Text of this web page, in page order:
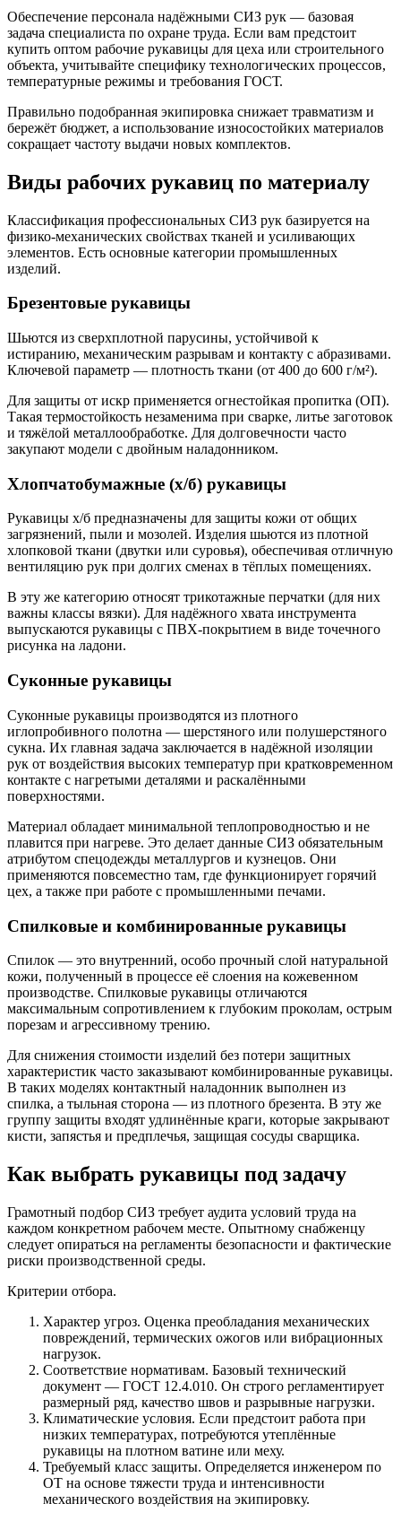
Обеспечение персонала надёжными СИЗ рук — базовая
задача специалиста по охране труда. Если вам предстоит
купить оптом рабочие рукавицы для цеха или строительного
объекта, учитывайте специфику технологических процессов,
температурные режимы и требования ГОСТ.
Правильно подобранная экипировка снижает травматизм и
бережёт бюджет, а использование износостойких материалов
сокращает частоту выдачи новых комплектов.
Виды рабочих рукавиц по материалу
Классификация профессиональных СИЗ рук базируется на
физико-механических свойствах тканей и усиливающих
элементов. Есть основные категории промышленных
изделий.
Брезентовые рукавицы
Шьются из сверхплотной парусины, устойчивой к
истиранию, механическим разрывам и контакту с абразивами.
Ключевой параметр — плотность ткани (от 400 до 600 г/м²).
Для защиты от искр применяется огнестойкая пропитка (ОП).
Такая термостойкость незаменима при сварке, литье заготовок
и тяжёлой металлообработке. Для долговечности часто
закупают модели с двойным наладонником.
Хлопчатобумажные (х/б) рукавицы
Рукавицы х/б предназначены для защиты кожи от общих
загрязнений, пыли и мозолей. Изделия шьются из плотной
хлопковой ткани (двутки или суровья), обеспечивая отличную
вентиляцию рук при долгих сменах в тёплых помещениях.
В эту же категорию относят трикотажные перчатки (для них
важны классы вязки). Для надёжного хвата инструмента
выпускаются рукавицы с ПВХ-покрытием в виде точечного
рисунка на ладони.
Суконные рукавицы
Суконные рукавицы производятся из плотного
иглопробивного полотна — шерстяного или полушерстяного
сукна. Их главная задача заключается в надёжной изоляции
рук от воздействия высоких температур при кратковременном
контакте с нагретыми деталями и раскалёнными
поверхностями.
Материал обладает минимальной теплопроводностью и не
плавится при нагреве. Это делает данные СИЗ обязательным
атрибутом спецодежды металлургов и кузнецов. Они
применяются повсеместно там, где функционирует горячий
цех, а также при работе с промышленными печами.
Спилковые и комбинированные рукавицы
Спилок — это внутренний, особо прочный слой натуральной
кожи, полученный в процессе её слоения на кожевенном
производстве. Спилковые рукавицы отличаются
максимальным сопротивлением к глубоким проколам, острым
порезам и агрессивному трению.
Для снижения стоимости изделий без потери защитных
характеристик часто заказывают комбинированные рукавицы.
В таких моделях контактный наладонник выполнен из
спилка, а тыльная сторона — из плотного брезента. В эту же
группу защиты входят удлинённые краги, которые закрывают
кисти, запястья и предплечья, защищая сосуды сварщика.
Как выбрать рукавицы под задачу
Грамотный подбор СИЗ требует аудита условий труда на
каждом конкретном рабочем месте. Опытному снабженцу
следует опираться на регламенты безопасности и фактические
риски производственной среды.
Критерии отбора.
Характер угроз. Оценка преобладания механических
повреждений, термических ожогов или вибрационных
нагрузок.
Соответствие нормативам. Базовый технический
документ — ГОСТ 12.4.010. Он строго регламентирует
размерный ряд, качество швов и разрывные нагрузки.
Климатические условия. Если предстоит работа при
низких температурах, потребуются утеплённые
рукавицы на плотном ватине или меху.
Требуемый класс защиты. Определяется инженером по
ОТ на основе тяжести труда и интенсивности
механического воздействия на экипировку.